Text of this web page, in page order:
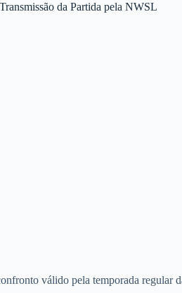
da Partida pela NWSL
válido pela temporada regular